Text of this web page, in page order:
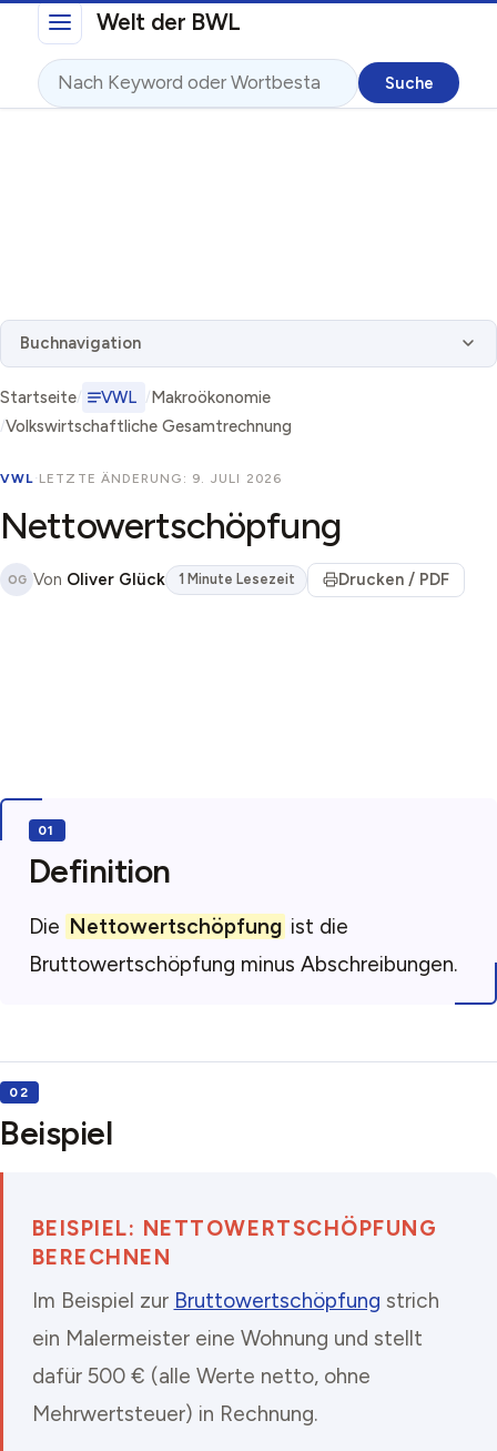
Direkt zum InhaltWelt der BWL
Suche
Buchnavigation
Startseite VWL
Makroökonomie
Volkswirtschaftliche Gesamtrechnung
VWL· LETZTE ÄNDERUNG: 9. JULI 2026
Nettowertschöpfung
OG Von Oliver Glück 1 Minute Lesezeit Drucken / PDF
Definition
Die Nettowertschöpfung ist die
Bruttowertschöpfung minus Abschreibungen.
Beispiel
BEISPIEL: NETTOWERTSCHÖPFUNG
BERECHNEN
Im Beispiel zur Bruttowertschöpfung strich
ein Malermeister eine Wohnung und stellt
dafür 500 € (alle Werte netto, ohne
Mehrwertsteuer) in Rechnung.